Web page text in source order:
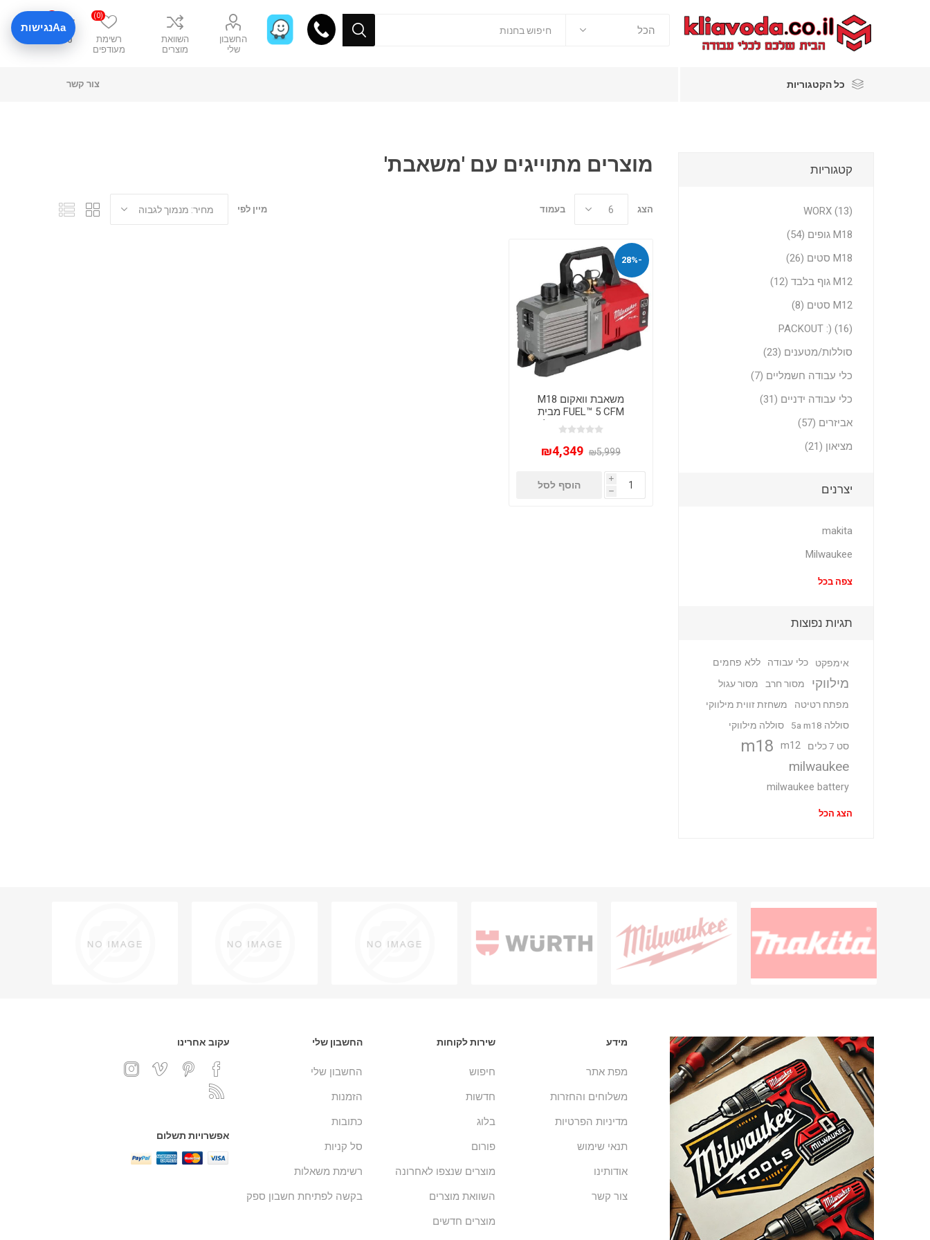
החשבון
שלי
השוואת
מוצרים
רשימת
מעודפים
(0)
₪0
כל הקטגוריות צור קשר
מוצרים מתוייגים עם 'משאבת'
מיין לפי הצג בעמוד
-28%
משאבת וואקום M18
FUEL™ 5 CFM מבית
Milwaukee – גוף בלבד
₪5,999
₪4,349
i
h
הוסף לסל
קטגוריות
WORX (13)
M18 גופים (54)
M18 סטים (26)
M12 גוף בלבד (12)
M12 סטים (8)
PACKOUT :) (16)
סוללות/מטענים (23)
כלי עבודה חשמליים (7)
כלי עבודה ידניים (31)
אביזרים (57)
מציאון (21)
יצרנים
makita
Milwaukee
צפה בכל
תגיות נפוצות
אימפקט כלי עבודה ללא פחמים
מילווקי מסור חרב
מסור עגול
מפתח רטיטה
משחזת זווית מילווקי
סוללה 5a m18
סוללה מילווקי
סט 7 כלים
m12
m18
milwaukee
milwaukee battery
הצג הכל
מידע
מפת אתר
משלוחים והחזרות
מדיניות הפרטיות
תנאי שימוש
אודותינו
צור קשר
שירות לקוחות
חיפוש
חדשות
בלוג
פורום
מוצרים שנצפו לאחרונה
השוואת מוצרים
מוצרים חדשים
החשבון שלי
החשבון שלי
הזמנות
כתובות
סל קניות
רשימת משאלות
בקשה לפתיחת חשבון ספק
עקוב אחרינו
אפשרויות תשלום
Aaנגישות